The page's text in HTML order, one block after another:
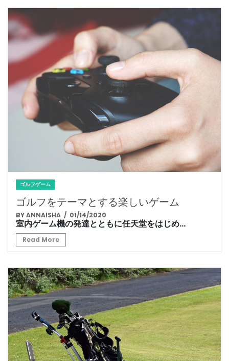
ゴルフゲーム
ゴルフをテーマとする楽しいゲーム
BY ANNAISHA / 01/14/2020
室内ゲーム機の発達とともに任天堂をはじめ...
Read More